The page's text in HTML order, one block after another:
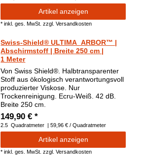
Artikel anzeigen
*inkl. ges. MwSt. zzgl.Versandkosten
Swiss-Shield® ULTIMA_ARBOR™ |
Abschirmstoff | Breite 250 cm |
1 Meter
Von Swiss Shield®. Halbtransparenter
Stoff aus ökologisch verantwortungsvoll
produzierter Viskose. Nur
Trockenreinigung. Ecru-Weiß. 42 dB.
Breite 250 cm.
149,90 € *
2.5 Quadratmeter | 59,96 € / Quadratmeter
Artikel anzeigen
*inkl. ges. MwSt. zzgl.Versandkosten